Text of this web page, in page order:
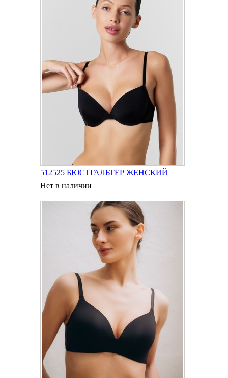
512525 БЮСТГАЛЬТЕР ЖЕНСКИЙ
Нет в наличии